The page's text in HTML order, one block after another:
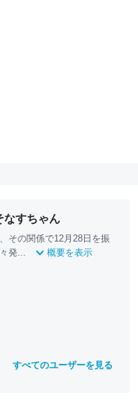
なすちゃん
その関係で12月28日を振
発...
概要を表示
すべてのユーザーを見る